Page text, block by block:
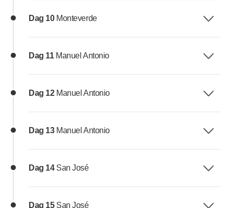
Dag 10 Monteverde
Dag 11 Manuel Antonio
Dag 12 Manuel Antonio
Dag 13 Manuel Antonio
Dag 14 San José
Dag 15 San José